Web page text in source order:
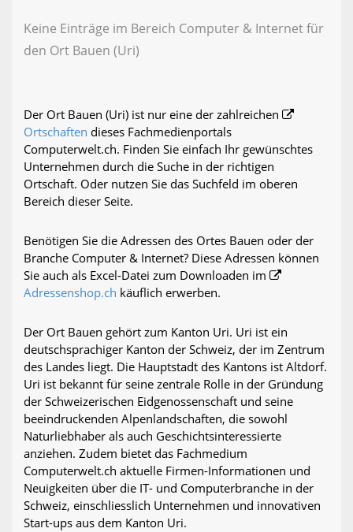
Keine Einträge im Bereich Computer & Internet für
den Ort Bauen (Uri)
Der Ort Bauen (Uri) ist nur eine der zahlreichen
Ortschaften dieses Fachmedienportals
Computerwelt.ch. Finden Sie einfach Ihr gewünschtes
Unternehmen durch die Suche in der richtigen
Ortschaft. Oder nutzen Sie das Suchfeld im oberen
Bereich dieser Seite.
Benötigen Sie die Adressen des Ortes Bauen oder der
Branche Computer & Internet? Diese Adressen können
Sie auch als Excel-Datei zum Downloaden im
Adressenshop.ch käuflich erwerben.
Der Ort Bauen gehört zum Kanton Uri. Uri ist ein
deutschsprachiger Kanton der Schweiz, der im Zentrum
des Landes liegt. Die Hauptstadt des Kantons ist Altdorf.
Uri ist bekannt für seine zentrale Rolle in der Gründung
der Schweizerischen Eidgenossenschaft und seine
beeindruckenden Alpenlandschaften, die sowohl
Naturliebhaber als auch Geschichtsinteressierte
anziehen. Zudem bietet das Fachmedium
Computerwelt.ch aktuelle Firmen-Informationen und
Neuigkeiten über die IT- und Computerbranche in der
Schweiz, einschliesslich Unternehmen und innovativen
Start-ups aus dem Kanton Uri.